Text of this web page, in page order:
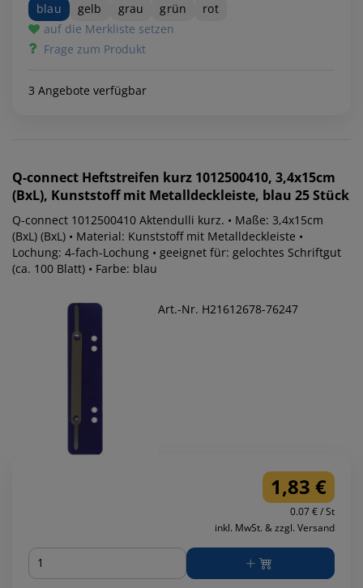
blau
gelb grau grün
rot
auf die Merkliste setzen
Frage zum Produkt
3 Angebote verfügbar
Q-connect Heftstreifen kurz 1012500410, 3,4x15cm
(BxL), Kunststoff mit Metalldeckleiste, blau 25 Stück
Q-connect 1012500410 Aktendulli kurz. • Maße: 3,4x15cm
(BxL) (BxL) • Material: Kunststoff mit Metalldeckleiste •
Lochung: 4-fach-Lochung • geeignet für: gelochtes Schriftgut
(ca. 100 Blatt) • Farbe: blau
Art.-Nr. H21612678-76247
1,83 €
0.07 € / St
inkl. MwSt. & zzgl. Versand
Menge